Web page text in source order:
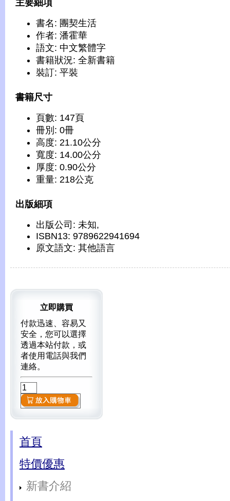
主要細項
書名: 團契生活
作者: 潘霍華
語文: 中文繁體字
書籍狀況: 全新書籍
裝訂: 平裝
書籍尺寸
頁數: 147頁
冊別: 0冊
高度: 21.10公分
寬度: 14.00公分
厚度: 0.90公分
重量: 218公克
出版細項
出版公司: 未知,
ISBN13: 9789622941694
原文語文: 其他語言
立即購買
付款迅速、容易又
安全，您可以選擇
透過本站付款，或
者使用電話與我們
連絡。
首頁
特價優惠
新書介紹